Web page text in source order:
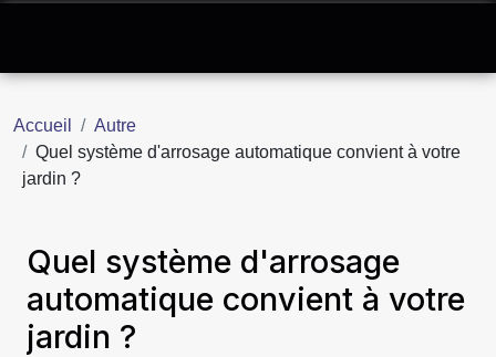
Accueil
Autre
Quel système d'arrosage automatique convient à votre
jardin ?
Quel système d'arrosage
automatique convient à votre
jardin ?